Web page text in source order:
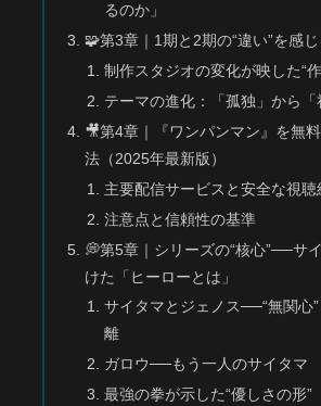
るのか」
🧩第3章｜1期と2期の“違い”を感
制作スタジオの変化が映した“
テーマの進化：「孤独」から
🎥第4章｜『ワンパンマン』を無
法（2025年最新版）
主要配信サービスと安全な視聴
注意点と信頼性の基準
💭第5章｜シリーズの“核心”──サ
けた「ヒーローとは」
サイタマとジェノス──“無関心”
離
ガロウ──もう一人のサイタマ
最強の拳が示した“優しさの形”